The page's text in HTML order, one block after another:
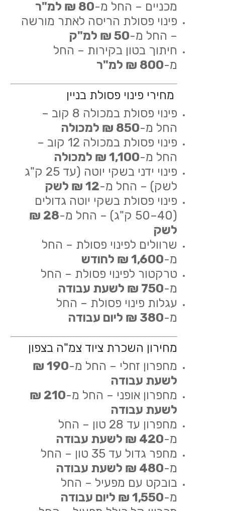
מכניים – החל מ-80 ₪ למ"ר
פינוי פסולת הריסה לאתר מורשה
– החל מ-50 ₪ למ"ק
חיתוך בטון בקירות – החל
מ-800 ₪ למ"ר
מחירי פינוי פסולת בניין
פינוי פסולת במכולה 8 קוב –
החל מ-850 ₪ למכולה
פינוי פסולת במכולה 12 קוב –
החל מ-1,100 ₪ למכולה
פינוי ידני בשקי יוטה (עד 25 ק"ג
לשק) – החל מ-12 ₪ לשק
פינוי פסולת בשקי יוטה גדולים
(40–50 ק"ג) – החל מ-
28 ₪
לשק
שרוולים לפינוי פסולת – החל
מ-1,600 ₪ לחודש
טרקטור לפינוי פסולת – החל
מ-750 ₪ לשעת עבודה
עגלות פינוי פסולת – החל
מ-380 ₪ ליום עבודה
מחירון השכרת ציוד צמ"ה בצפון
מחפרון זחלי – החל מ-
190 ₪
לשעת עבודה
מחפרון אופני – החל מ-
210 ₪
לשעת עבודה
מחפרון עד 28 טון – החל
מ-420 ₪ לשעת עבודה
מחפר גדול עד 35 טון – החל
מ-480 ₪ לשעת עבודה
בובקט עם מפעיל – החל
מ-1,550 ₪ ליום עבודה